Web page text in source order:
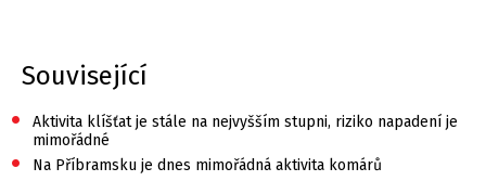
Související
•
Aktivita klíšťat je stále na nejvyšším stupni, riziko napadení je
mimořádné
• Na Příbramsku je dnes mimořádná aktivita komárů